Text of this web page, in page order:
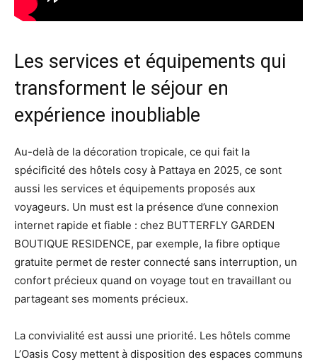
Les services et équipements qui
transforment le séjour en
expérience inoubliable
Au-delà de la décoration tropicale, ce qui fait la
spécificité des hôtels cosy à Pattaya en 2025, ce sont
aussi les services et équipements proposés aux
voyageurs. Un must est la présence d’une connexion
internet rapide et fiable : chez BUTTERFLY GARDEN
BOUTIQUE RESIDENCE, par exemple, la fibre optique
gratuite permet de rester connecté sans interruption, un
confort précieux quand on voyage tout en travaillant ou
partageant ses moments précieux.
La convivialité est aussi une priorité. Les hôtels comme
L’Oasis Cosy mettent à disposition des espaces communs